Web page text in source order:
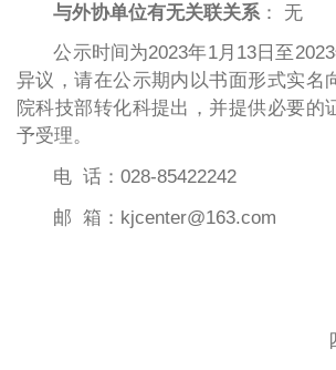
与外协单位有无关联关系 ： 无
公示时间为2023年1月13日至
异议，请在公示期内以书面形式实名
院科技部转化科提出，并提供必要的
予受理。
电 话：028-85422242
邮 箱：kjcenter@163.com